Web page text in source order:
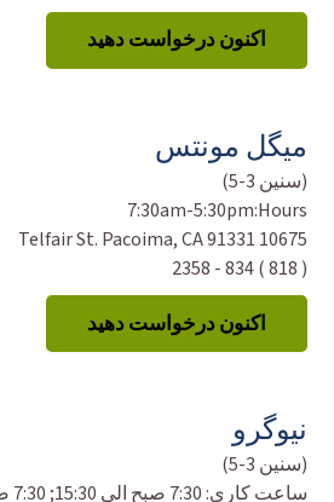
اکنون درخواست دهید
میگل مونتس
(سنین 3-5)
Hours:
7:30am-5:30pm
10675 Telfair St. Pacoima, CA 91331
( 818 ) 834 - 2358
اکنون درخواست دهید
نیوگرو
(سنین 3-5)
ساعت کاری: 7:30 صبح الی 15:30; 7:30 صبح الی 17:30